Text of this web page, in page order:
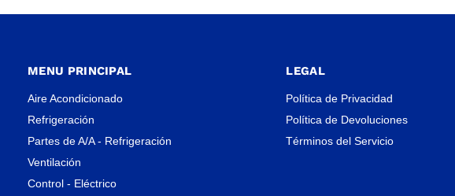
MENU PRINCIPAL
Aire Acondicionado
Refrigeración
Partes de A/A - Refrigeración
Ventilación
Control - Eléctrico
LEGAL
Política de Privacidad
Política de Devoluciones
Términos del Servicio